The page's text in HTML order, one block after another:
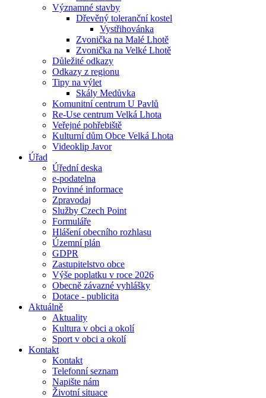
Významné stavby
Dřevěný toleranční kostel
Vystřihovánka
Zvonička na Malé Lhotě
Zvonička na Velké Lhotě
Důležité odkazy
Odkazy z regionu
Tipy na výlet
Skály Medůvka
Komunitní centrum U Pavlů
Re-Use centrum Velká Lhota
Veřejné pohřebiště
Kulturní dům Obce Velká Lhota
Videoklip Javor
Úřad
Úřední deska
e-podatelna
Povinné informace
Zpravodaj
Služby Czech Point
Formuláře
Hlášení obecního rozhlasu
Územní plán
GDPR
Zastupitelstvo obce
Výše poplatku v roce 2026
Obecně závazné vyhlášky
Dotace - publicita
Aktuálně
Aktuality
Kultura v obci a okolí
Sport v obci a okolí
Kontakt
Kontakt
Telefonní seznam
Napište nám
Životní situace